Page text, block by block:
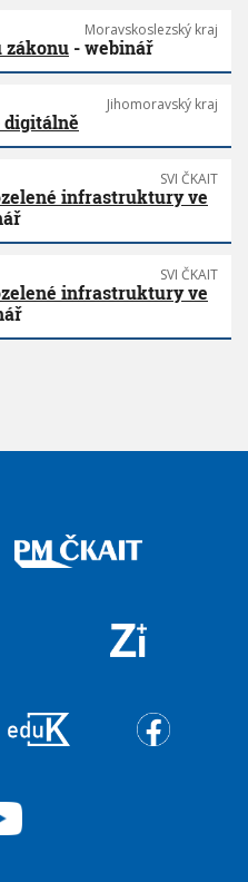
Moravskoslezský kraj
zákonu - webinář
Jihomoravský kraj
digitálně
SVI ČKAIT
infrastruktury ve
SVI ČKAIT
infrastruktury ve